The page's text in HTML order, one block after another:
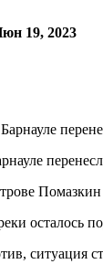
19, 2023
осталось
ситуация